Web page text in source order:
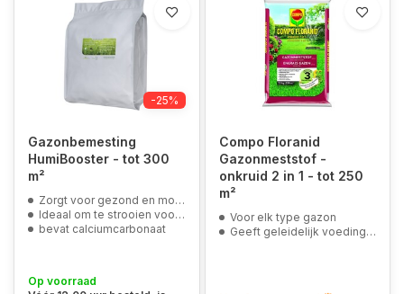
-25%
Gazonbemesting
HumiBooster - tot 300
m²
Zorgt voor gezond en mooi groen gras
Ideaal om te strooien voor er graszoden worden gelegd
bevat calciumcarbonaat
Op voorraad
Compo Floranid
Gazonmeststof -
onkruid 2 in 1 - tot 250
m²
Voor elk type gazon
Geeft geleidelijk voeding af